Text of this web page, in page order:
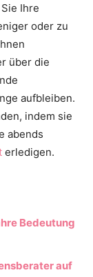
Ihre
oder zu
über die
aufbleiben.
indem sie
abends
erledigen.
Bedeutung
auf